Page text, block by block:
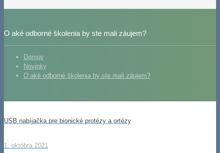
O aké odborné školenia by ste mali záujem?
Domov
Novinky
O aké odborné školenia by ste mali záujem?
USB nabíjačka pre bionické protézy a ortézy
1. októbra 2021